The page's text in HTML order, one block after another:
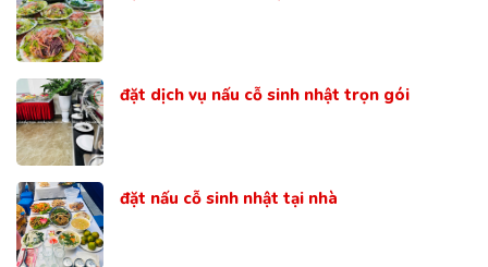
đặt dịch vụ nấu cỗ sinh nhật trọn gói
đặt nấu cỗ sinh nhật tại nhà